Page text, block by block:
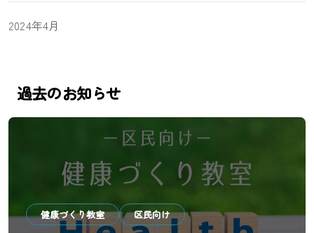
2024年4月
過去のお知らせ
健康づくり教室 区民向け